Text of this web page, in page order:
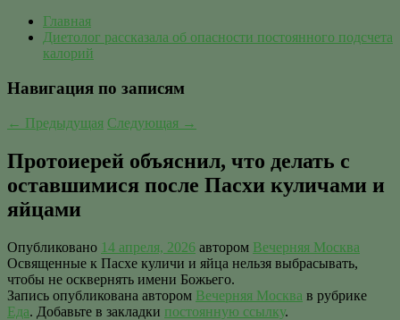
Главная
Диетолог рассказала об опасности постоянного подсчета
калорий
Навигация по записям
← Предыдущая Следующая →
Протоиерей объяснил, что делать с
оставшимися после Пасхи куличами и
яйцами
Опубликовано 14 апреля, 2026 автором Вечерняя Москва
Освященные к Пасхе куличи и яйца нельзя выбрасывать,
чтобы не осквернять имени Божьего.
Запись опубликована автором Вечерняя Москва в рубрике
Еда. Добавьте в закладки постоянную ссылку.